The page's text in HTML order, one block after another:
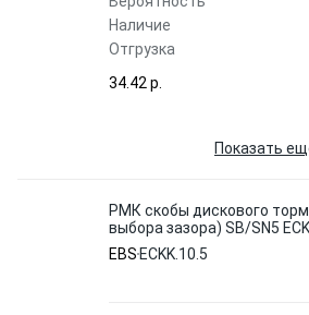
Наличие
Отгрузка
34.42 p.
Показать
РМК скобы дискового
выбора зазора) SB/SN5
EBS ECKK.10.5